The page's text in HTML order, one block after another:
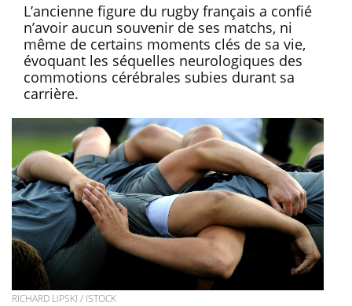
L’ancienne figure du rugby français a confié
n’avoir aucun souvenir de ses matchs, ni
même de certains moments clés de sa vie,
évoquant les séquelles neurologiques des
commotions cérébrales subies durant sa
carrière.
RICHARD LIPSKI / ISTOCK